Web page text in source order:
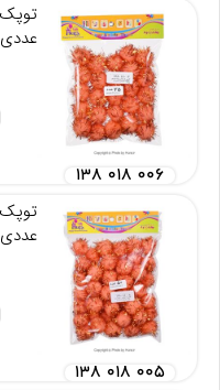
عددی
۱۳۸ ۰۱۸ ۰۰۶
عددی
۱۳۸ ۰۱۸ ۰۰۵